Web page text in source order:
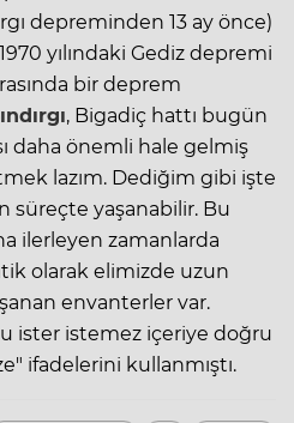
depreminden 13 ay önce)
yılındaki Gediz depremi
bir deprem
, Bigadiç hattı bugün
daha önemli hale gelmiş
lazım. Dediğim gibi işte
süreçte yaşanabilir. Bu
ilerleyen zamanlarda
olarak elimizde uzun
envanterler var.
ister istemez içeriye doğru
ifadelerini kullanmıştı.